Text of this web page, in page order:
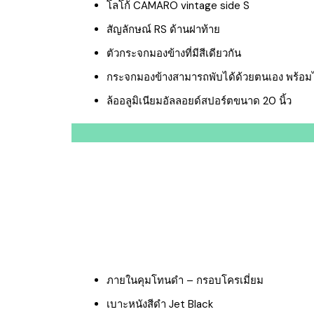
โลโก้ CAMARO vintage side S
สัญลักษณ์ RS ด้านฝาท้าย
ตัวกระจกมองข้างที่มีสีเดียวกัน
กระจกมองข้างสามารถพับได้ด้วยตนเอง พร้อม
ล้ออลูมิเนียมอัลลอยด์สปอร์ตขนาด 20 นิ้ว
ภายในคุมโทนดำ – กรอบโครเมี่ยม
เบาะหนังสีดำ Jet Black